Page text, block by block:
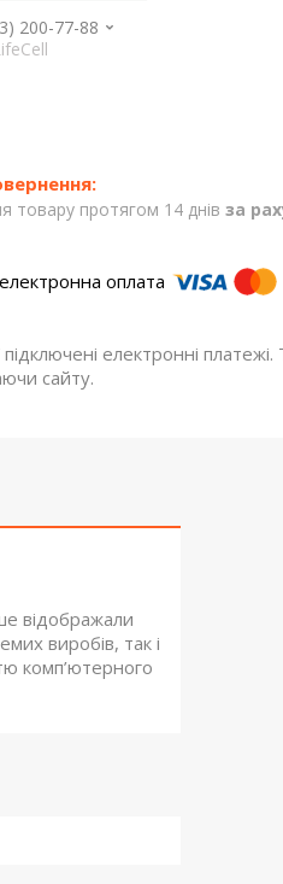
200-77-88
товару протягом 14 днів за
підключені електронні
сайту.
відображали
виробів, так і
комп’ютерного